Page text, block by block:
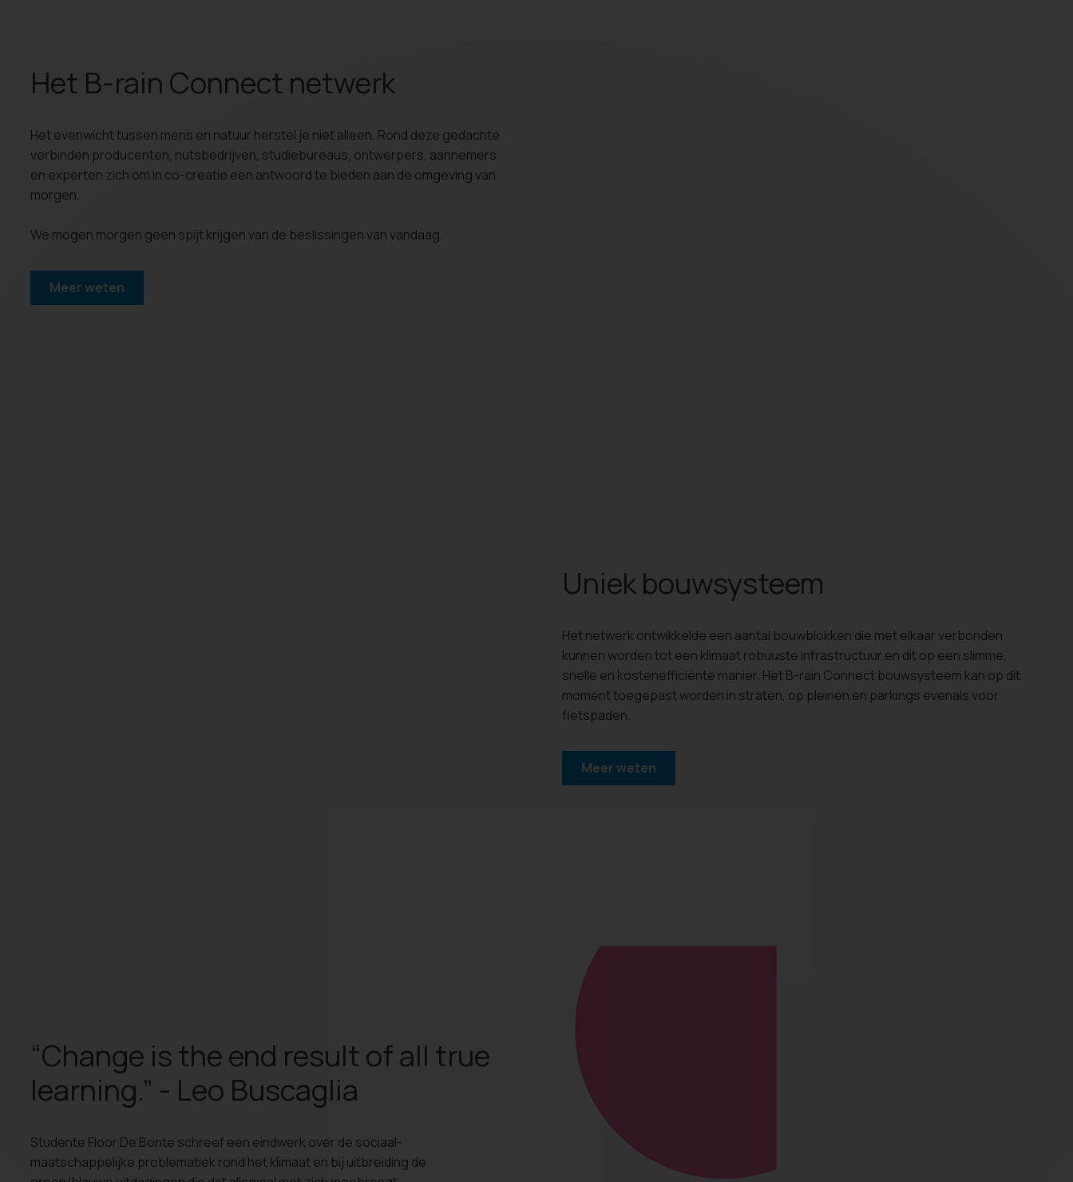
Het B-rain Connect netwerk
Het evenwicht tussen mens en natuur herstel je niet alleen. Rond deze gedachte
verbinden producenten, nutsbedrijven, studiebureaus, ontwerpers, aannemers
en experten zich om in co-creatie een antwoord te bieden aan de omgeving van
morgen.
We mogen morgen geen spijt krijgen van de beslissingen van vandaag.
Meer weten
Uniek bouwsysteem
Het netwerk ontwikkelde een aantal bouwblokken die met elkaar verbonden
kunnen worden tot een klimaat robuuste infrastructuur en dit op een slimme,
snelle en kostenefficiënte manier. Het B-rain Connect bouwsysteem kan op dit
moment toegepast worden in straten, op pleinen en parkings evenals voor
fietspaden.
Meer weten
“Change is the end result of all true
learning.” - Leo Buscaglia
Studente Floor De Bonte schreef een eindwerk over de sociaal-
maatschappelijke problematiek rond het klimaat en bij uitbreiding de